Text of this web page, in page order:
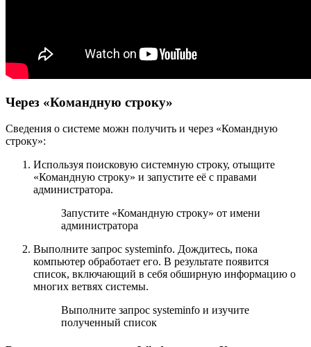
Через «Командную строку»
Сведения о системе можн получить и через «Командную
строку»:
Используя поисковую системную строку, отыщите
«Командную строку» и запустите её с правами
администратора.
Запустите «Командную строку» от имени
администратора
Выполните запрос systeminfo. Дождитесь, пока
компьютер обработает его. В результате появится
список, включающий в себя обширную информацию о
многих ветвях системы.
Выполните запрос systeminfo и изучите
полученный список